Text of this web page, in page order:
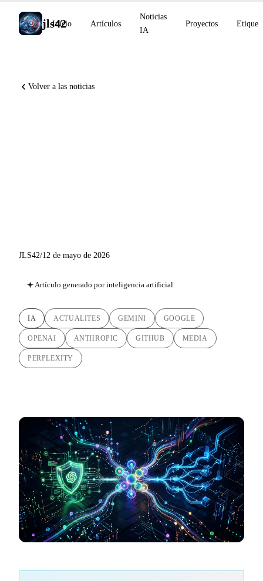
jls42
Inicio Artículos
Noticias
IA
Proyectos
Volver a las noticias
JLS42/12 de mayo de 2026
Artículo generado por inteligencia artificial
IA ACTUALITES GEMINI GOOGLE
OPENAI ANTHROPIC GITHUB MEDIA
PERPLEXITY